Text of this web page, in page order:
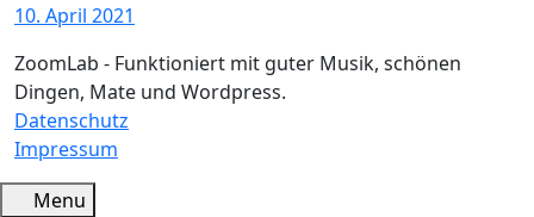
10. April 2021
ZoomLab - Funktioniert mit guter Musik, schönen
Dingen, Mate und Wordpress.
Datenschutz
Impressum
Menu